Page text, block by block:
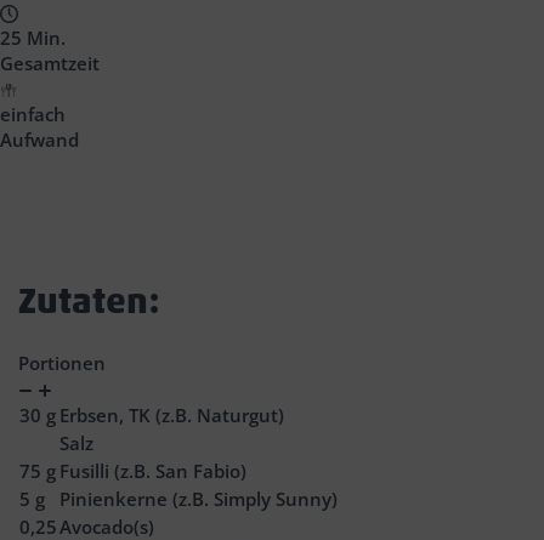
25 Min.
Gesamtzeit
einfach
Aufwand
Zutaten:
Portionen
Verringern
Zunahme
30 g Erbsen, TK (z.B. Naturgut)
Salz
75 g Fusilli (z.B. San Fabio)
5 g
Pinienkerne (z.B. Simply Sunny)
0,25Avocado(s)